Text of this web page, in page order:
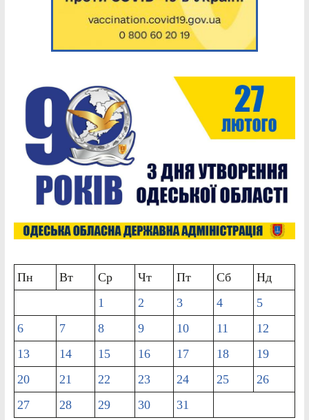
Пн Вт Ср Чт Пт Сб
Нд
1
2 3 4
5
6
7 8 9 10 11
12
13
14 15 16 17 18
19
20
21 22 23 24 25
26
27
28 29 30 31